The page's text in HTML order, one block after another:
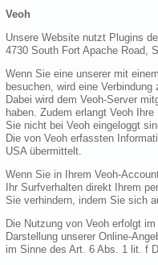
Veoh
Unsere Website nutzt Plugins
4730 South Fort Apache Road,
Wenn Sie eine unserer mit
besuchen, wird eine
Dabei wird dem Veoh-Server
haben. Zudem erlangt Veoh
Sie nicht bei Veoh eingeloggt
Die von Veoh erfassten
USA übermittelt.
Wenn Sie in Ihrem Veoh-
Ihr Surfverhalten direkt Ihrem
Sie verhindern, indem Sie sich
Die Nutzung von Veoh erfolgt
Darstellung unserer Online-
im Sinne des Art. 6 Abs. 1 lit. f